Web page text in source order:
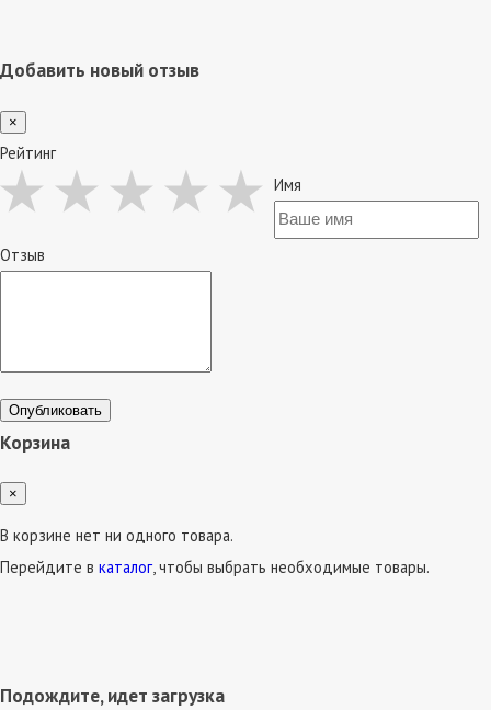
Добавить новый отзыв
×
Рейтинг
Имя
Отзыв
Опубликовать
Корзина
×
В корзине нет ни одного товара.
Перейдите в каталог, чтобы выбрать необходимые товары.
Подождите, идет загрузка